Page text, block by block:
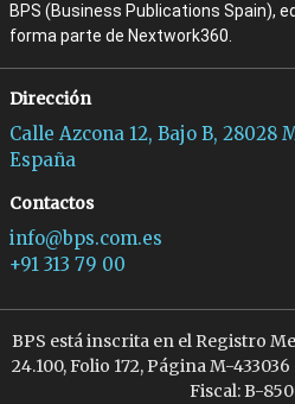
BPS (Business Publications Spain),
forma parte de Nextwork360.
Dirección
Calle Azcona 12, Bajo B, 28028
España
Contactos
info@bps.com.es
+91 313 79 00
BPS está inscrita en el Registro
24.100, Folio 172, Página M-
Fiscal: B-